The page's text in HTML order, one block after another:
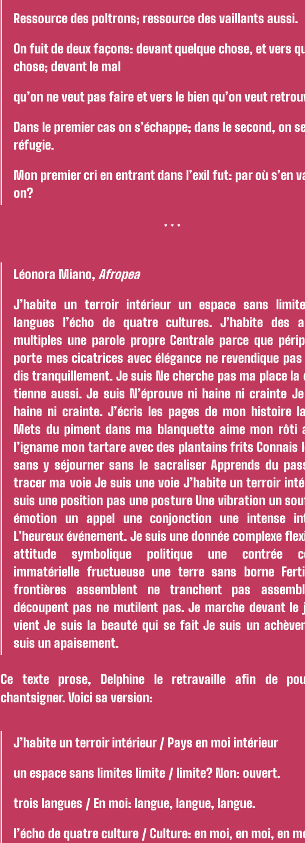
Ressource des poltrons; ressource des vaillants aussi.
On fuit de deux façons: devant quelque chose, et vers
chose; devant le mal
qu’on ne veut pas faire et vers le bien qu’on veut
Dans le premier cas on s’échappe; dans le second, on
réfugie.
Mon premier cri en entrant dans l’exil fut: par où s’en
on?
* * *
Léonora Miano, Afropea
J’habite un terroir intérieur un espace sans
langues l’écho de quatre cultures. J’habite des
multiples une parole propre Centrale parce que
porte mes cicatrices avec élégance ne revendique
dis tranquillement. Je suis Ne cherche pas ma place la
tienne aussi. Je suis N’éprouve ni haine ni crainte
haine ni crainte. J’écris les pages de mon histoire
Mets du piment dans ma blanquette aime mon rôti
l’igname mon tartare avec des plantains frits Connais
sans y séjourner sans le sacraliser Apprends du
tracer ma voie Je suis une voie J’habite un terroir
suis une position pas une posture Une vibration un
émotion un appel une conjonction une intense
L’heureux événement. Je suis une donnée complexe
attitude symbolique politique une contrée
immatérielle fructueuse une terre sans borne
frontières assemblent ne tranchent pas
découpent pas ne mutilent pas. Je marche devant le
vient Je suis la beauté qui se fait Je suis un
suis un apaisement.
Ce texte prose, Delphine le retravaille afin de
chantsigner. Voici sa version:
J’habite un terroir intérieur / Pays en moi intérieur
un espace sans limites limite / limite? Non: ouvert.
trois langues / En moi: langue, langue, langue.
l’écho de quatre culture / Culture: en moi, en moi, en